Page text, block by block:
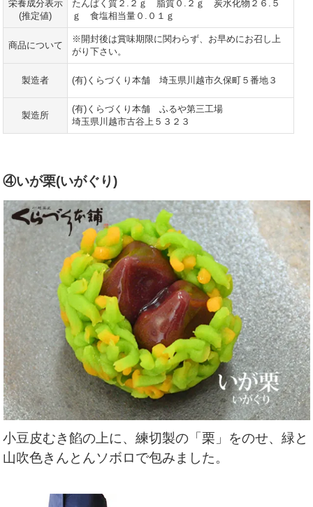
栄養成分表示
(推定値)
たんぱく質２.２ｇ 脂質０.２ｇ 炭水化物２６.５
ｇ 食塩相当量０.０１ｇ
商品について
※開封後は賞味期限に関わらず、お早めにお召し上
がり下さい。
製造者 (有)くらづくり本舗 埼玉県川越市久保町５番地３
製造所
(有)くらづくり本舗 ふるや第三工場
埼玉県川越市古谷上５３２３
④いが栗(いがぐり)
小豆皮むき餡の上に、練切製の「栗」をのせ、緑と
山吹色きんとんソボロで包みました。